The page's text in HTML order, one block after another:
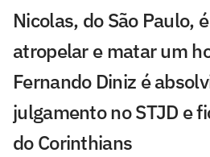
Nicolas, do São Paulo,
atropelar e matar um
Fernando Diniz é
julgamento no STJD e
do Corinthians